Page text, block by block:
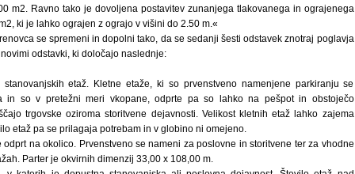
m2. Ravno tako je dovoljena postavitev zunanjega tlakovanega in ograjenega
ki je lahko ograjen z ograjo v višini do 2.50 m.«
se spremeni in dopolni tako, da se sedanji šesti odstavek znotraj poglavja
odstavki, ki določajo naslednje:
etaž. Kletne etaže, ki so prvenstveno namenjene parkiranju se
in so v pretežni meri vkopane, odprte pa so lahko na pešpot in obstoječo
trgovske oziroma storitvene dejavnosti. Velikost kletnih etaž lahko zajema
etaž pa se prilagaja potrebam in v globino ni omejeno.
na okolico. Prvenstveno se nameni za poslovne in storitvene ter za vhodne
Parter je okvirnih dimenzij 33,00 x 108,00 m.